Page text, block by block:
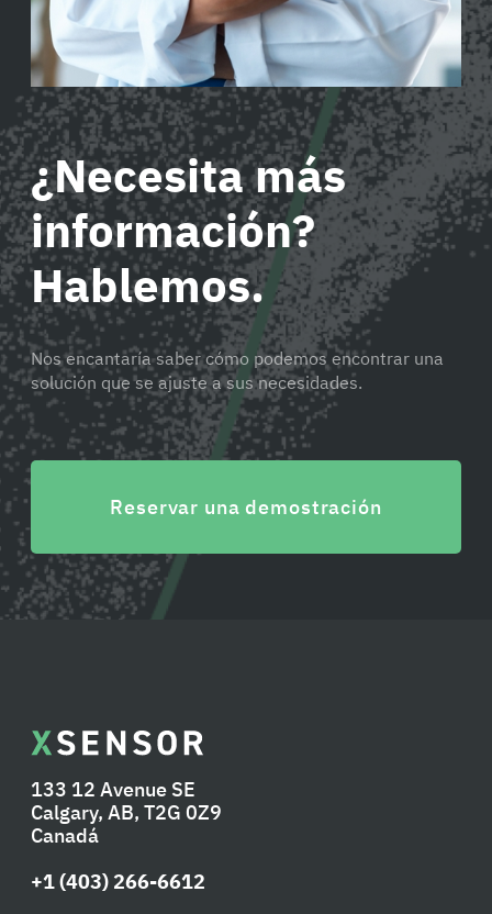
¿Necesita más
información?
Hablemos.
Nos encantaría saber cómo podemos encontrar una
solución que se ajuste a sus necesidades.
Reservar una demostración
133 12 Avenue SE
Calgary, AB, T2G 0Z9
Canadá
+1 (403) 266-6612